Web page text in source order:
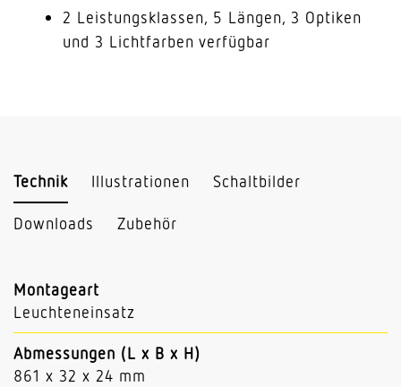
2 Leistungsklassen, 5 Längen, 3 Optiken
und 3 Lichtfarben verfügbar
Technik Illustrationen Schaltbilder
Downloads Zubehör
Montageart
Leuchteneinsatz
Abmessungen (L x B x H)
861 x 32 x 24 mm